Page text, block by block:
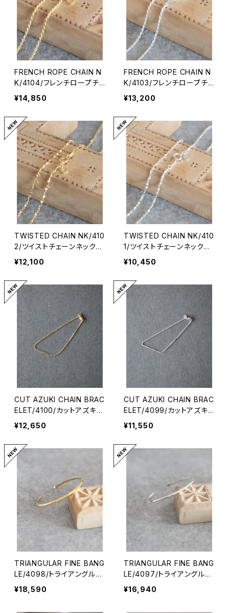
FRENCH ROPE CHAIN N
K/4104/フレンチロープチェ
ーンネックレス
¥14,850
FRENCH ROPE CHAIN N
K/4103/フレンチロープチェ
ーンネックレス
¥13,200
TWISTED CHAIN NK/410
2/ツイストチェーンネックレ
ス
¥12,100
TWISTED CHAIN NK/410
1/ツイストチェーンネックレ
ス
¥10,450
CUT AZUKI CHAIN BRAC
ELET/4100/カットアズキ細
チェーンブレスレット
¥12,650
CUT AZUKI CHAIN BRAC
ELET/4099/カットアズキ
細チェーンブレスレット
¥11,550
TRIANGULAR FINE BANG
LE/4098/トライアングル細
バングル
¥18,590
TRIANGULAR FINE BANG
LE/4097/トライアングル細
バングル
¥16,940